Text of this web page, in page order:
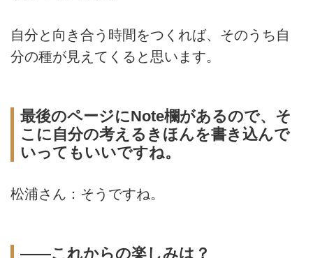
自分と向き合う時間をつくれば、そのうち自
分の種が見えてくると思います。
最後のページにNote欄があるので、そ
こに自分の考えるきほんを書き込んで
いってもいいですね。
松浦さん：そうですね。
――これからの楽しみは？